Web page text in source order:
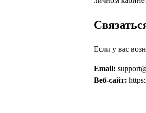
Если у вас
Email:
Веб-сайт: